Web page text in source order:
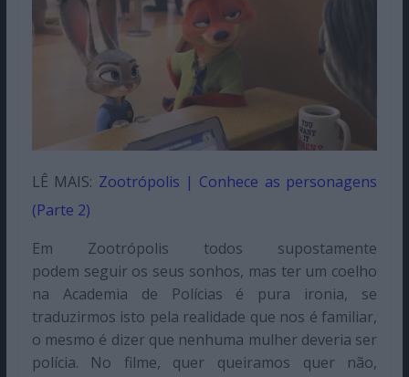
LÊ MAIS: Zootrópolis | Conhece as personagens
(Parte 2)
Em Zootrópolis todos supostamente
podem seguir os seus sonhos, mas ter um coelho
na Academia de Polícias é pura ironia, se
traduzirmos isto pela realidade que nos é familiar,
o mesmo é dizer que nenhuma mulher deveria ser
polícia. No filme, quer queiramos quer não,